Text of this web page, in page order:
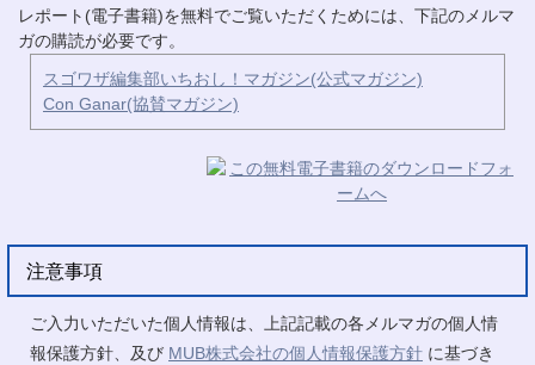
レポート(電子書籍)を無料でご覧いただくためには、下記のメルマ
ガの購読が必要です。
スゴワザ編集部いちおし！マガジン(公式マガジン)
Con Ganar(協賛マガジン)
注意事項
ご入力いただいた個人情報は、上記記載の各メルマガの個人情
報保護方針、及び MUB株式会社の個人情報保護方針 に基づき